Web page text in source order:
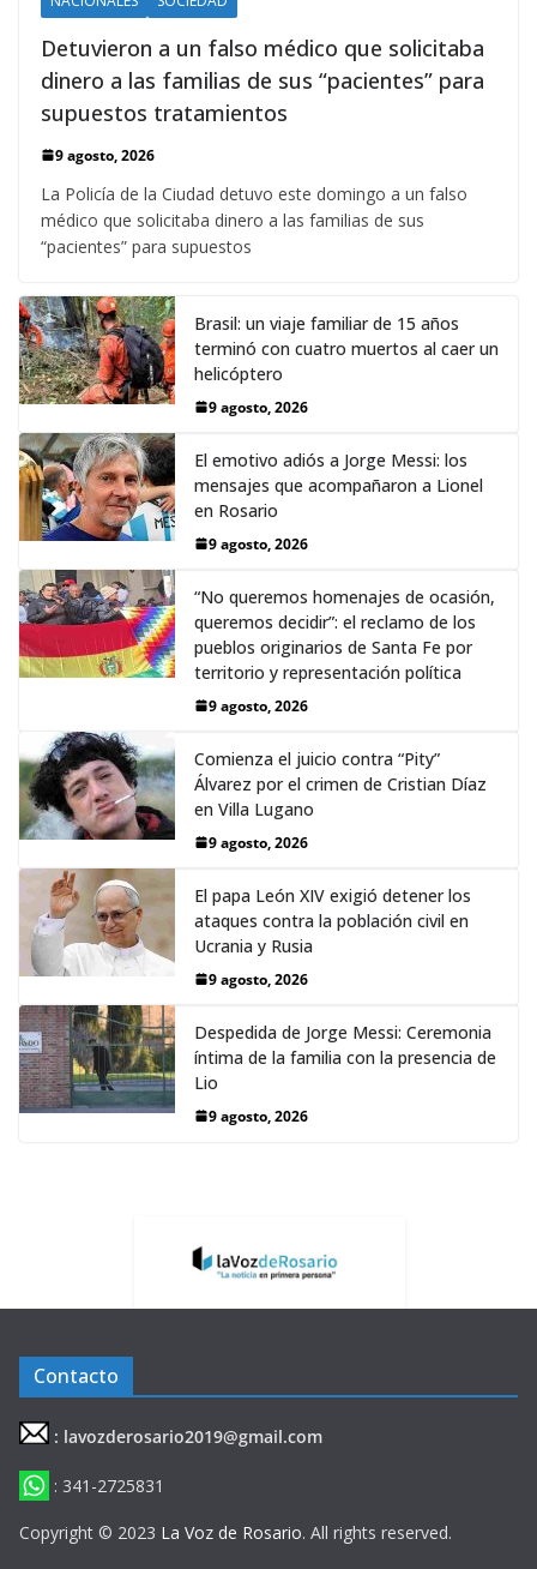
Detuvieron a un falso médico que solicitaba
dinero a las familias de sus “pacientes” para
supuestos tratamientos
9 agosto, 2026
La Policía de la Ciudad detuvo este domingo a un falso
médico que solicitaba dinero a las familias de sus
“pacientes” para supuestos
Brasil: un viaje familiar de 15 años
terminó con cuatro muertos al caer un
helicóptero
9 agosto, 2026
El emotivo adiós a Jorge Messi: los
mensajes que acompañaron a Lionel
en Rosario
9 agosto, 2026
“No queremos homenajes de ocasión,
queremos decidir”: el reclamo de los
pueblos originarios de Santa Fe por
territorio y representación política
9 agosto, 2026
Comienza el juicio contra “Pity”
Álvarez por el crimen de Cristian Díaz
en Villa Lugano
9 agosto, 2026
El papa León XIV exigió detener los
ataques contra la población civil en
Ucrania y Rusia
9 agosto, 2026
Despedida de Jorge Messi: Ceremonia
íntima de la familia con la presencia de
Lio
9 agosto, 2026
Contacto
: lavozderosario2019@gmail.com
: 341-2725831
Copyright © 2023 La Voz de Rosario. All rights reserved.